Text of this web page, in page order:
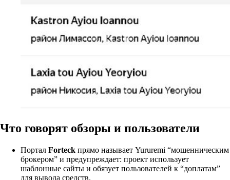
Что говорят обзоры и пользователи
Портал Forteck прямо называет Yururemi “мошенническим
брокером” и предупреждает: проект использует
шаблонные сайты и обязует пользователей к “доплатам”
для вывода средств.